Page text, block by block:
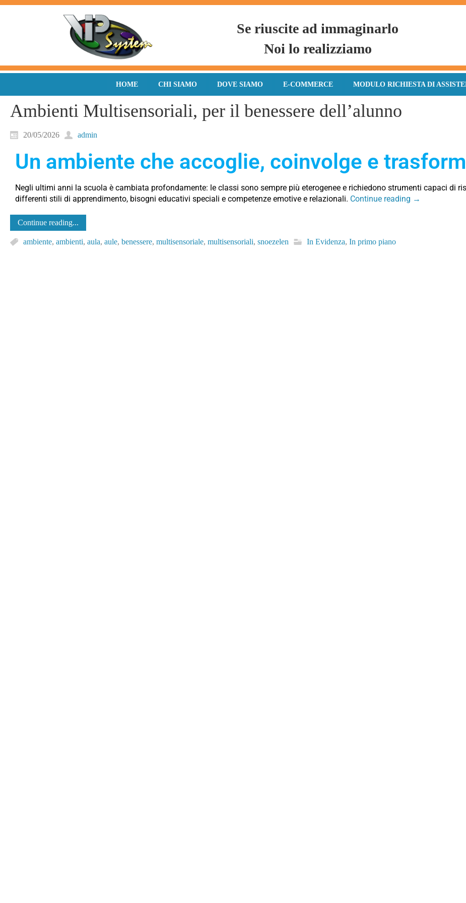
Se riuscite ad immaginarlo
Noi lo realizziamo
HOME CHI SIAMO DOVE SIAMO E-COMMERCE MODULO RICHIESTA DI
Ambienti Multisensoriali, per il benessere dell’alunno
20/05/2026 admin
Un ambiente che accoglie, coinvolge e
Negli ultimi anni la scuola è cambiata profondamente: le classi sono sempre più eterogenee e richiedono strumenti capaci di
differenti stili di apprendimento, bisogni educativi speciali e competenze emotive e relazionali. Continue reading →
Continue reading...
ambiente, ambienti, aula, aule, benessere, multisensoriale, multisensoriali, snoezelen In Evidenza, In primo piano